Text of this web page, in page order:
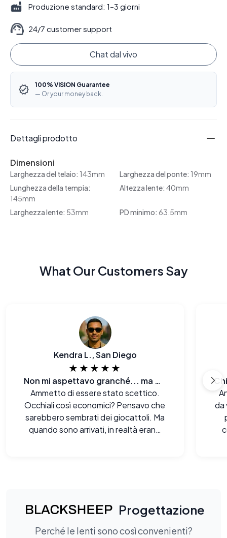
Produzione standard: 1–3 giorni
24/7 customer support
Chat dal vivo
100% VISION Guarantee
— Or your money back.
Dettagli prodotto
Dimensioni
Larghezza del telaio: 143mm Larghezza del ponte: 19mm
Lunghezza della tempia:
145mm
Altezza lente: 40mm
Larghezza lente: 53mm PD minimo: 63.5mm
What Our Customers Say
Kendra L., San Diego
★★★★★
Non mi aspettavo granché... ma wow.
Ammetto di essere stato scettico.
Occhiali così economici? Pensavo che
sarebbero sembrati dei giocattoli. Ma
quando sono arrivati, in realtà erano
da
Progettazione
Perché le lenti sono così convenienti?